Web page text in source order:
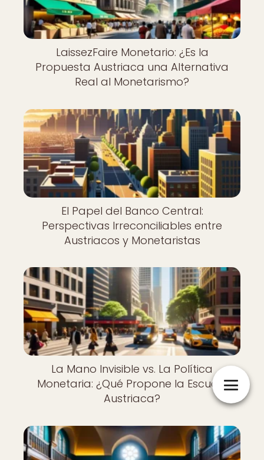
LaissezFaire Monetario: ¿Es la
Propuesta Austriaca una Alternativa
Real al Monetarismo?
El Papel del Banco Central:
Perspectivas Irreconciliables entre
Austriacos y Monetaristas
La Mano Invisible vs. La Política
Monetaria: ¿Qué Propone la Escuela
Austriaca?